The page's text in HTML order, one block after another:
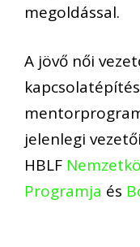
megoldással.
A jövő női
jelenlegi
HBLF
Programja és